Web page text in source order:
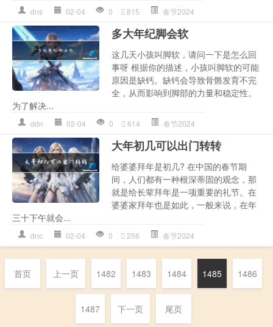
dns 02-04 0 815 春节2024
多大年纪脚会软
这几天小孩叫脚软，请问一下是怎么回
事呀 根据你的描述，小孩叫脚软的可能
原因是缺钙。缺钙会导致骨骼发育不完
全，从而影响到脚部的力量和稳定性。
为了解决...
ddn 02-04 0 614 春节2024
大年初几可以出门转转
给婆婆拜年是初几? 在中国的春节期
间，人们都有一种根深蒂固的观念，那
就是给长辈拜年是一项重要的礼节。在
婆婆家拜年也是如此，一般来说，在年
三十下午就会...
dnc 02-04 0 256 春节2024
首页 上一页 1482 1483 1484 1485 1486
1487 下一页 尾页